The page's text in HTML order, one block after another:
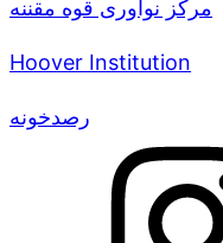
مرکز نوآوری قوه مقننه
Hoover Institution
رصدخونه